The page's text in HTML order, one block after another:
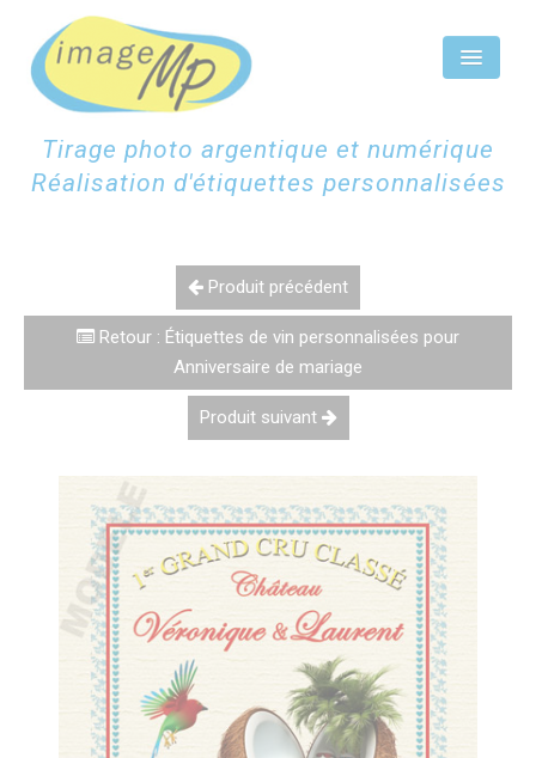
Tirage photo argentique et numérique
Réalisation d'étiquettes personnalisées
ÉTIQUETTES CHAMPAGNE
ÉTIQUETTES PERSONNALISÉES
CONTACTEZ-NOUS
Produit précédent
Retour : Étiquettes de vin personnalisées pour
Anniversaire de mariage
Produit suivant
Panneau de gestion des cookies